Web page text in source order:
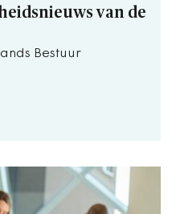
van de
Bestuur